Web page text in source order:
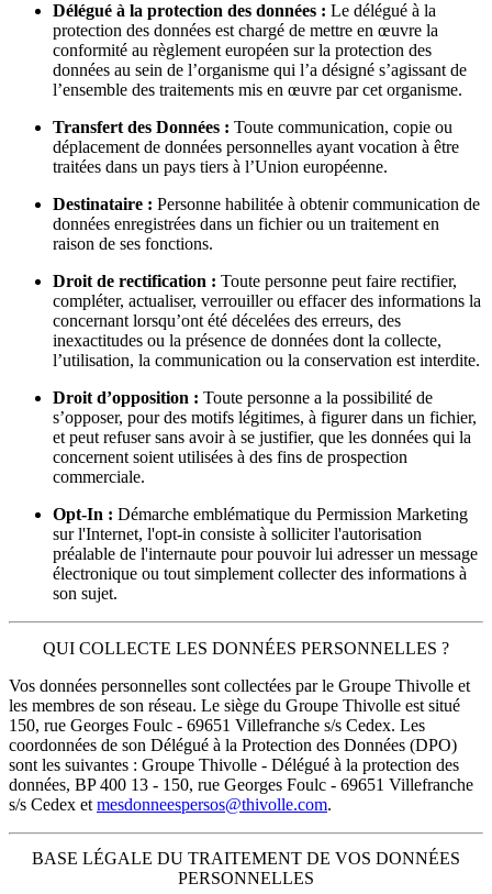
Délégué à la protection des données : Le délégué à la
protection des données est chargé de mettre en œuvre la
conformité au règlement européen sur la protection des
données au sein de l’organisme qui l’a désigné s’agissant de
l’ensemble des traitements mis en œuvre par cet organisme.
Transfert des Données : Toute communication, copie ou
déplacement de données personnelles ayant vocation à être
traitées dans un pays tiers à l’Union européenne.
Destinataire : Personne habilitée à obtenir communication de
données enregistrées dans un fichier ou un traitement en
raison de ses fonctions.
Droit de rectification : Toute personne peut faire rectifier,
compléter, actualiser, verrouiller ou effacer des informations la
concernant lorsqu’ont été décelées des erreurs, des
inexactitudes ou la présence de données dont la collecte,
l’utilisation, la communication ou la conservation est interdite.
Droit d’opposition : Toute personne a la possibilité de
s’opposer, pour des motifs légitimes, à figurer dans un fichier,
et peut refuser sans avoir à se justifier, que les données qui la
concernent soient utilisées à des fins de prospection
commerciale.
Opt-In : Démarche emblématique du Permission Marketing
sur l'Internet, l'opt-in consiste à solliciter l'autorisation
préalable de l'internaute pour pouvoir lui adresser un message
électronique ou tout simplement collecter des informations à
son sujet.
QUI COLLECTE LES DONNÉES PERSONNELLES ?
Vos données personnelles sont collectées par le Groupe Thivolle et
les membres de son réseau. Le siège du Groupe Thivolle est situé
150, rue Georges Foulc - 69651 Villefranche s/s Cedex. Les
coordonnées de son Délégué à la Protection des Données (DPO)
sont les suivantes : Groupe Thivolle - Délégué à la protection des
données, BP 400 13 - 150, rue Georges Foulc - 69651 Villefranche
s/s Cedex et mesdonneespersos@thivolle.com.
BASE LÉGALE DU TRAITEMENT DE VOS DONNÉES
PERSONNELLES